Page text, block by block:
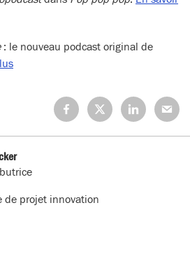
: le nouveau podcast original de
Partagez
sur
Facebook
Partagez
sur
X
Partagez
sur
LinkedIn
sur
Mail
de projet innovation